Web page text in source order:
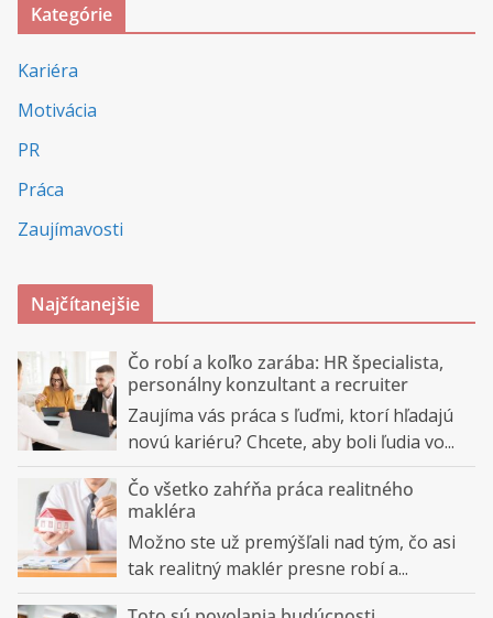
Kategórie
Kariéra
Motivácia
PR
Práca
Zaujímavosti
Najčítanejšie
Čo robí a koľko zarába: HR špecialista,
personálny konzultant a recruiter
Zaujíma vás práca s ľuďmi, ktorí hľadajú
novú kariéru? Chcete, aby boli ľudia vo...
Čo všetko zahŕňa práca realitného
makléra
Možno ste už premýšľali nad tým, čo asi
tak realitný maklér presne robí a...